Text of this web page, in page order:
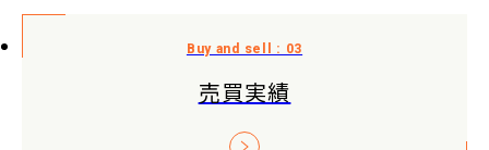
売買実績